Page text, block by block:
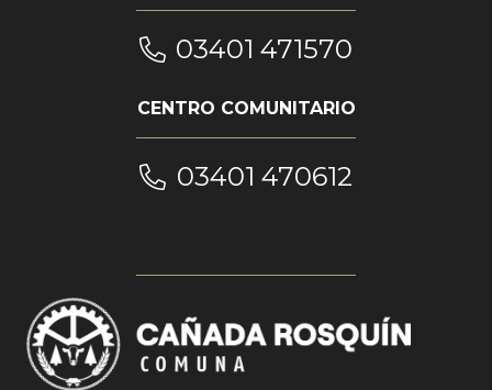
03401 471570
CENTRO COMUNITARIO
03401 470612